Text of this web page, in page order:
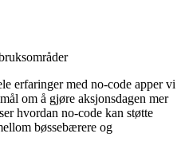
erfaringer med no-code apper vi
om å gjøre aksjonsdagen mer
hvordan no-code kan støtte
bøssebærere og